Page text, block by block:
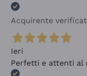
Acquirente
Ieri
Perfetti e attenti al